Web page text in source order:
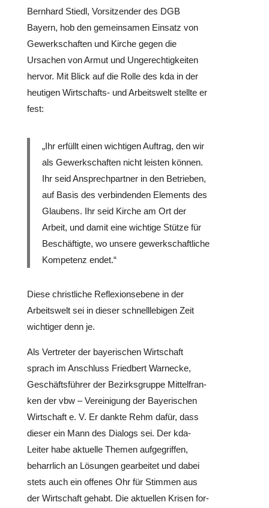
Bernhard Stiedl, Vor­sit­zen­der des DGB
Bayern, hob den gemein­sa­men Einsatz von
Gewerk­schaf­ten und Kirche gegen die
Ursachen von Armut und Unge­rech­tig­kei­ten
hervor. Mit Blick auf die Rolle des kda in der
heutigen Wirt­schafts- und Arbeits­welt stellte er
fest:
„Ihr erfüllt einen wich­ti­gen Auftrag, den wir
als Gewerk­schaf­ten nicht leisten können.
Ihr seid Ansprech­part­ner in den Betrie­ben,
auf Basis des ver­bin­den­den Elements des
Glaubens. Ihr seid Kirche am Ort der
Arbeit, und damit eine wichtige Stütze für
Beschäf­tigte, wo unsere gewerk­schaft­li­che
Kom­pe­tenz endet.“
Diese christ­li­che Refle­xi­ons­ebene in der
Arbeits­welt sei in dieser schnell­le­bi­gen Zeit
wich­ti­ger denn je.
Als Ver­tre­ter der baye­ri­schen Wirt­schaft
sprach im Anschluss Fried­bert Warnecke,
Geschäfts­füh­rer der Bezirks­gruppe Mit­tel­fran­
ken der vbw – Ver­ei­ni­gung der Baye­ri­schen
Wirt­schaft e. V. Er dankte Rehm dafür, dass
dieser ein Mann des Dialogs sei. Der kda-
Leiter habe aktuelle Themen auf­ge­grif­fen,
beharr­lich an Lösungen gear­bei­tet und dabei
stets auch ein offenes Ohr für Stimmen aus
der Wirt­schaft gehabt. Die aktu­el­len Krisen for­